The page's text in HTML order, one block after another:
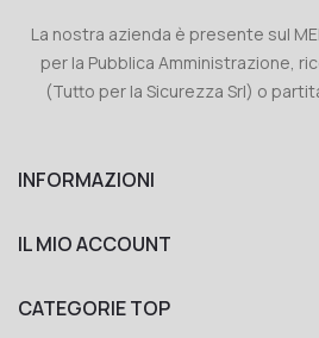
La nostra azienda è presente sul
per la Pubblica Amministrazione,
(Tutto per la Sicurezza Srl) o
INFORMAZIONI
IL MIO ACCOUNT
CATEGORIE TOP